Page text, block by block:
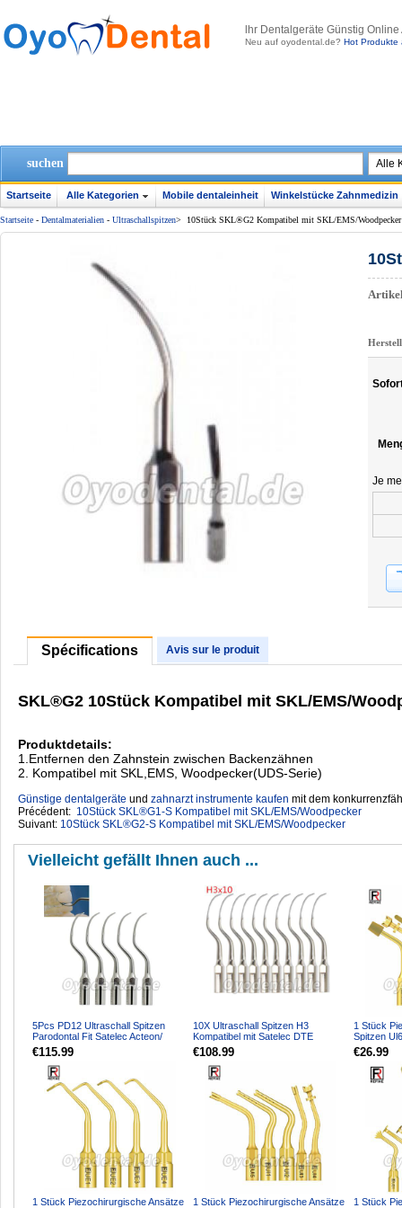
lhr Dentalgeräte Günstig
Neu auf oyodental.de? Hot Produkte
suchen
Startseite Alle Kategorien Mobile dentaleinheit Winkelstücke Zahnmedizin
Startseite - Dentalmaterialien - Ultraschallspitzen> 10Stück SKL®G2 Kompatibel mit SKL/EMS/Woodpecker
Je
Spécifications Avis sur le produit
SKL®G2 10Stück Kompatibel mit SKL/EMS/
Produktdetails:
1.Entfernen den Zahnstein zwischen Backenzähnen
2. Kompatibel mit SKL,EMS, Woodpecker(UDS-Serie)
Günstige dentalgeräte ‎ und zahnarzt instrumente kaufen mit dem
Précédent: 10Stück SKL®G1-S Kompatibel mit SKL/EMS/Woodpecker
Suivant: 10Stück SKL®G2-S Kompatibel mit SKL/EMS/Woodpecker
Vielleicht gefällt Ihnen auch ...
5Pcs PD12 Ultraschall Spitzen
Parodontal Fit Satelec Acteon/
woodpecker DTE Ultr...
€115.99
10X Ultraschall Spitzen H3
Kompatibel mit Satelec DTE
Ultraschall Handstück
€108.99
1 Stück
Spitzen
für
€26.99
1 Stück Piezochirurgische Ansätze
1 Stück Piezochirurgische Ansätze
1 Stück